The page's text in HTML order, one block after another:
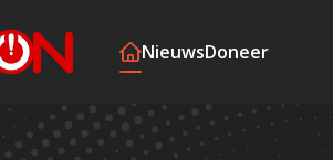
NieuwsDoneer